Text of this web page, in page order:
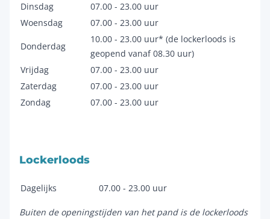
Dinsdag
07.00 - 23.00 uur
Woensdag
07.00 - 23.00 uur
Donderdag
10.00 - 23.00 uur* (de lockerloods is
geopend vanaf 08.30 uur)
Vrijdag
07.00 - 23.00 uur
Zaterdag
07.00 - 23.00 uur
Zondag
07.00 - 23.00 uur
Lockerloods
Dagelijks 07.00 - 23.00 uur
Buiten de openingstijden van het pand is de lockerloods